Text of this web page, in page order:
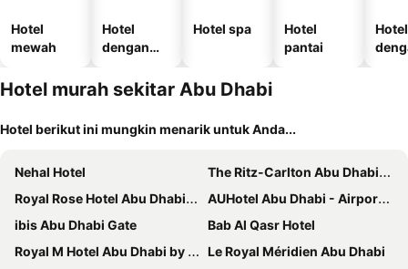
Hotel
mewah
Hotel
dengan
renang
Hotel spa
Hotel
pantai
Hotel
Hotel murah sekitar Abu Dhabi
Hotel berikut ini mungkin menarik untuk Anda...
Nehal Hotel
The Ritz-Carlton Abu Dhabi, Grand Canal
Royal Rose Hotel Abu Dhabi, Curio Collection by Hilton
AUHotel Abu Dhabi - Airport Transit Hotel
ibis Abu Dhabi Gate
Bab Al Qasr Hotel
Royal M Hotel Abu Dhabi by Gewan
Le Royal Méridien Abu Dhabi